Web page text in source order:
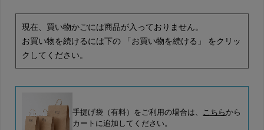
現在、買い物かごには商品が入っておりません。
お買い物を続けるには下の 「お買い物を続ける」 をクリッ
クしてください。
手提げ袋（有料）をご利用の場合は、 こちらから
カートに追加してください。